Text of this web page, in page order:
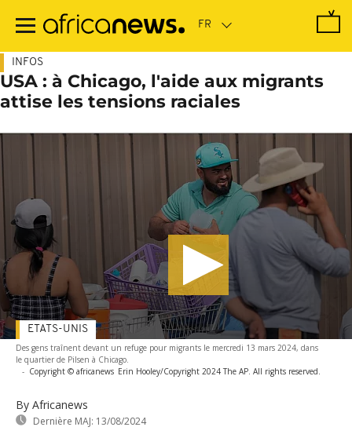
contenu
INFOS
USA : à Chicago, l'aide aux migrants
attise les tensions raciales
Des gens traînent devant un refuge pour migrants le mercredi 13 mars 2024, dans
le quartier de Pilsen à Chicago.
- Copyright © africanews Erin Hooley/Copyright 2024 The AP. All rights reserved.
By Africanews
Dernière MAJ: 13/08/2024
ETATS-UNIS